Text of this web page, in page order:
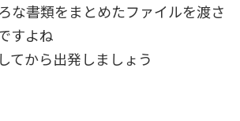
な書類をまとめたファイルを渡さ
すよね
てから出発しましょう